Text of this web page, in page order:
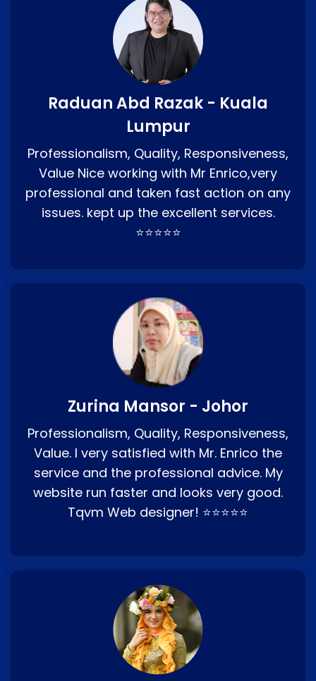
Raduan Abd Razak - Kuala
Lumpur
Professionalism, Quality, Responsiveness,
Value Nice working with Mr Enrico,very
professional and taken fast action on any
issues. kept up the excellent services.
⭐⭐⭐⭐⭐
Zurina Mansor - Johor
Professionalism, Quality, Responsiveness,
Value. I very satisfied with Mr. Enrico the
service and the professional advice. My
website run faster and looks very good.
Tqvm Web designer! ⭐⭐⭐⭐⭐